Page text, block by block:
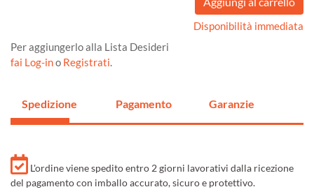
Disponibilità immediata
Per aggiungerlo alla Lista Desideri
fai Log-ino Registrati.
Spedizione Pagamento Garanzie
L'ordine viene spedito entro 2 giorni lavorativi dalla ricezione
del pagamento con imballo accurato, sicuro e protettivo.